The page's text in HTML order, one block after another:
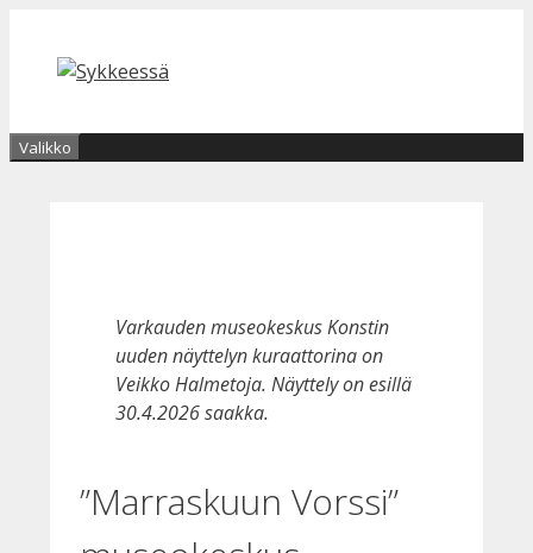
sisältöön
Valikko
Varkauden museokeskus Konstin
uuden näyttelyn kuraattorina on
Veikko Halmetoja. Näyttely on esillä
30.4.2026 saakka.
”Marraskuun Vorssi”